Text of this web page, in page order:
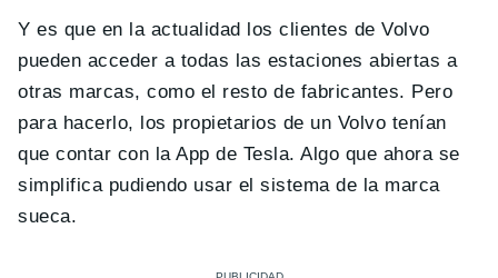
Y es que en la actualidad los clientes de Volvo
pueden acceder a todas las estaciones abiertas a
otras marcas, como el resto de fabricantes. Pero
para hacerlo, los propietarios de un Volvo tenían
que contar con la App de Tesla. Algo que ahora se
simplifica pudiendo usar el sistema de la marca
sueca.